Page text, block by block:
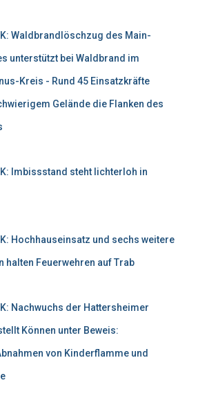
Waldbrandlöschzug des Main-
unterstützt bei Waldbrand im
Kreis - Rund 45 Einsatzkräfte
Gelände die Flanken des
Imbissstand steht lichterloh in
Hochhauseinsatz und sechs weitere
halten Feuerwehren auf Trab
Nachwuchs der Hattersheimer
Können unter Beweis:
von Kinderflamme und